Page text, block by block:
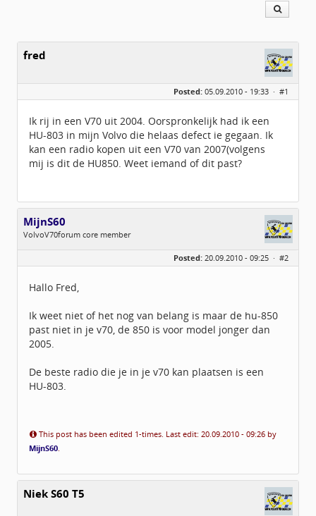
fred
Posted: 05.09.2010 - 19:33 · #1
Ik rij in een V70 uit 2004. Oorspronkelijk had ik een
HU-803 in mijn Volvo die helaas defect ie gegaan. Ik
kan een radio kopen uit een V70 van 2007(volgens
mij is dit de HU850. Weet iemand of dit past?
MijnS60
VolvoV70forum core member
Leeftijd:
36
Geregistreerd:
Posted: 20.09.2010 - 09:25 · #2
Hallo Fred,
Ik weet niet of het nog van belang is maar de hu-850
past niet in je v70, de 850 is voor model jonger dan
2005.
De beste radio die je in je v70 kan plaatsen is een
HU-803.
This post has been edited 1-times. Last edit: 20.09.2010 - 09:26 by
MijnS60.
Niek S60 T5